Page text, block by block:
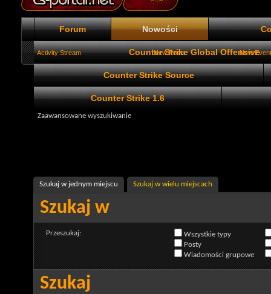
Forum Nowości
Activity Stream New Posts New
Counter Strike Global Offensive
Counter Strike Source
Counter Strike 1.6
Zaawansowane wyszukiwanie
Szukaj w jednym miejscu Szukaj w wielu miejscach
Szukaj w
Przeszukaj:
Wszystkie typy
Posty
Wiadomości grupowe
Szukaj